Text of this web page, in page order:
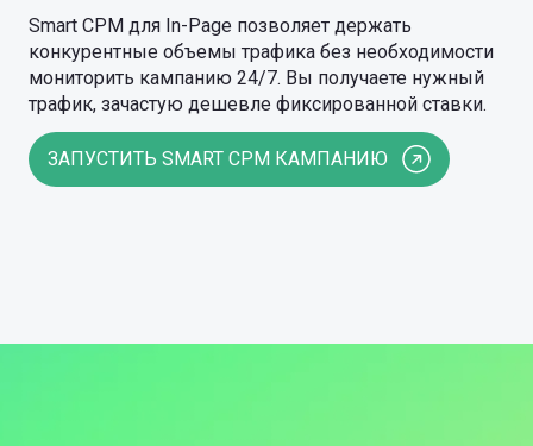
Smart CPM для In-Page позволяет держать
конкурентные объемы трафика без необходимости
мониторить кампанию 24/7. Вы получаете нужный
трафик, зачастую дешевле фиксированной ставки.
ЗАПУСТИТЬ SMART CPM КАМПАНИЮ